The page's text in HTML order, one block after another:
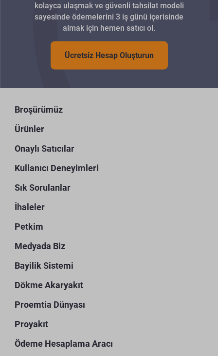
kolayca ulaşmak ve güvenli tahsilat modeli
sayesinde ödemelerini 3 iş günü içerisinde
almak için hemen satıcı ol.
Ücretsiz Hesap Oluşturun
Broşürümüz
Ürünler
Onaylı Satıcılar
Kullanıcı Deneyimleri
Sık Sorulanlar
İhaleler
Petkim
Medyada Biz
Bayilik Sistemi
Dökme Akaryakıt
Proemtia Dünyası
Proyakıt
Ödeme Hesaplama Aracı